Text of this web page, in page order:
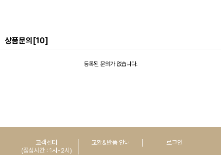
상품문의 [10]
등록된 문의가 없습니다.
고객센터
(점심시간 : 1시-2시)
교환&반품 안내 로그인